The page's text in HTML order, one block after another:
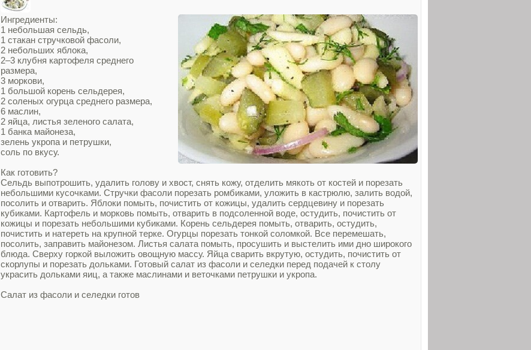
Ингредиенты:
1 небольшая сельдь,
1 стакан стручковой фасоли,
2 небольших яблока,
2–3 клубня картофеля среднего
размера,
3 моркови,
1 большой корень сельдерея,
2 соленых огурца среднего размера,
6 маслин,
2 яйца, листья зеленого салата,
1 банка майонеза,
зелень укропа и петрушки,
соль по вкусу.
Как готовить?
Сельдь выпотрошить, удалить голову и хвост, снять кожу, отделить мякоть от костей и порезать
небольшими кусочками. Стручки фасоли порезать ромбиками, уложить в кастрюлю, залить водой,
посолить и отварить. Яблоки помыть, почистить от кожицы, удалить сердцевину и порезать
кубиками. Картофель и морковь помыть, отварить в подсоленной воде, остудить, почистить от
кожицы и порезать небольшими кубиками. Корень сельдерея помыть, отварить, остудить,
почистить и натереть на крупной терке. Огурцы порезать тонкой соломкой. Все перемешать,
посолить, заправить майонезом. Листья салата помыть, просушить и выстелить ими дно широкого
блюда. Сверху горкой выложить овощную массу. Яйца сварить вкрутую, остудить, почистить от
скорлупы и порезать дольками. Готовый салат из фасоли и селедки перед подачей к столу
украсить дольками яиц, а также маслинами и веточками петрушки и укропа.
Салат из фасоли и селедки готов